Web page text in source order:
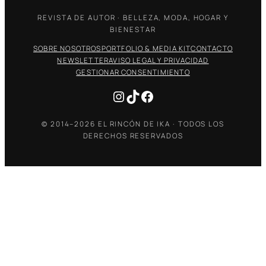
REVISTA DE AUTOR · BELLEZA, MODA, HOGAR Y
BIENESTAR
SOBRE NOSOTROSPORTFOLIO & MEDIA KITCONTACTO
NEWSLETTERAVISO LEGAL Y PRIVACIDAD
GESTIONAR CONSENTIMIENTO
Instagram
TikTokFacebook
© 2014–2026 EL RINCÓN DE IKA · TODOS LOS
DERECHOS RESERVADOS